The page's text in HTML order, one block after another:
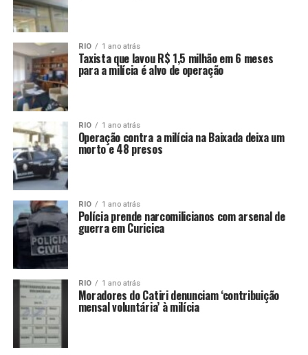
RIO 1 ano atrás
Taxista que lavou R$ 1,5 milhão em 6 meses
para a milícia é alvo de operação
RIO 1 ano atrás
Operação contra a milícia na Baixada deixa um
morto e 48 presos
RIO 1 ano atrás
Polícia prende narcomilicianos com arsenal de
guerra em Curicica
RIO 1 ano atrás
Moradores do Catiri denunciam ‘contribuição
mensal voluntária’ à milícia